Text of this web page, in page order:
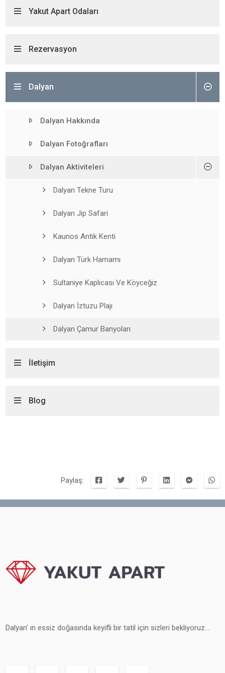
Yakut Apart Odaları
Rezervasyon
Dalyan
Dalyan Hakkında
Dalyan Fotoğrafları
Dalyan Aktiviteleri
Dalyan Tekne Turu
Dalyan Jip Safari
Kaunos Antik Kenti
Dalyan Türk Hamamı
Sultaniye Kaplıcası Ve Köyceğiz
Dalyan İztuzu Plajı
Dalyan Çamur Banyoları
İletişim
Blog
Paylaş:
Dalyan’ ın essiz doğasında keyifli bir tatil için sizleri bekliyoruz...